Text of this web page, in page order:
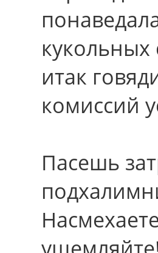
кукольных
итак
комиссий
Пасешь